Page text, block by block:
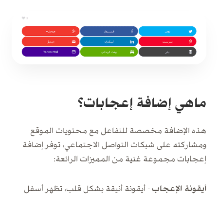
ماهي إضافة إعجابات؟
هذه الإضافة مخصصة للتفاعل مع محتويات الموقع
ومشاركته على شبكات التواصل الاجتماعي، توفر إضافة
إعجابات مجموعة غنية من المميزات الرائعة:
أيقونة الإعجاب- أيقونة أنيقة بشكل قلب، تظهر أسفل